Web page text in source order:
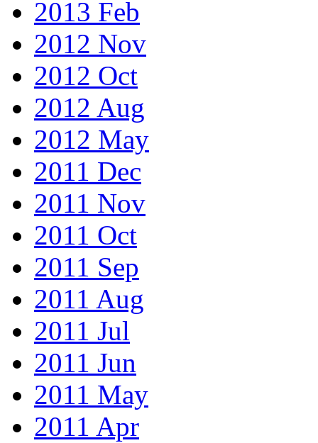
2013 Feb
2012 Nov
2012 Oct
2012 Aug
2012 May
2011 Dec
2011 Nov
2011 Oct
2011 Sep
2011 Aug
2011 Jul
2011 Jun
2011 May
2011 Apr